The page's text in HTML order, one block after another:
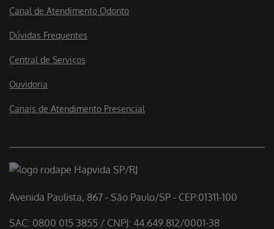
Avenida Paulista, 867 - São Paulo/SP - CEP:01311-100
SAC: 0800 015 3855 / CNPJ: 44.649.812/0001-38
Canal de Atendimento Odonto
Dúvidas Frequentes
Central de Serviços
Ouvidoria
Canais de Atendimento Presencial